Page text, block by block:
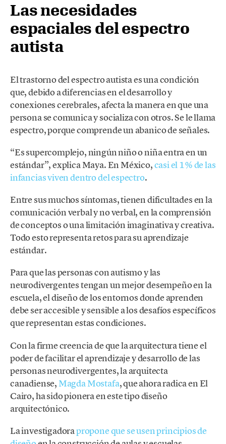
Las necesidades
espaciales del espectro
autista
El trastorno del espectro autista es una condición
que, debido a diferencias en el desarrollo y
conexiones cerebrales, afecta la manera en que una
persona se comunica y socializa con otros. Se le llama
espectro, porque comprende un abanico de señales.
“Es supercomplejo, ningún niño o niña entra en un
estándar”, explica Maya. En México,casi el 1% de las
infancias viven dentro del espectro.
Entre sus muchos síntomas, tienen dificultades en la
comunicación verbal y no verbal, en la comprensión
de conceptos o una limitación imaginativa y creativa.
Todo esto representa retos para su aprendizaje
estándar.
Para que las personas con autismo y las
neurodivergentes tengan un mejor desempeño en la
escuela, el diseño de los entornos donde aprenden
debe ser accesible y sensible a los desafíos específicos
que representan estas condiciones.
Con la firme creencia de que la arquitectura tiene el
poder de facilitar el aprendizaje y desarrollo de las
personas neurodivergentes, la arquitecta
canadiense, Magda Mostafa, que ahora radica en El
Cairo, ha sido pionera en este tipo diseño
arquitectónico.
La investigadorapropone que se usen principios de